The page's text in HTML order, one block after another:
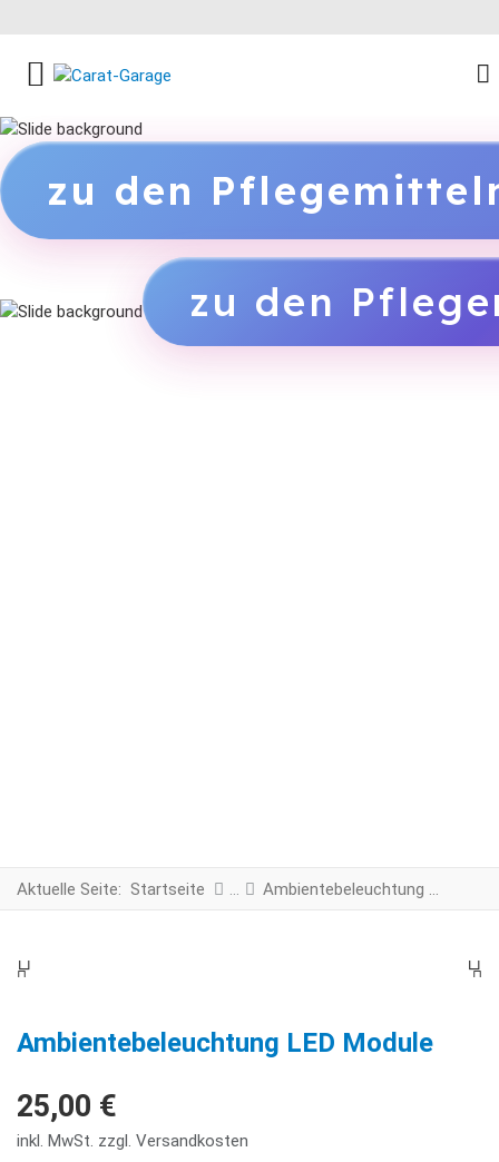
zu den
zu den
Aktuelle Seite: Startseite Ambientebeleuchtung LED Module
Ambientebeleuchtung LED Module
25,00 €
inkl. MwSt. zzgl. Versandkosten